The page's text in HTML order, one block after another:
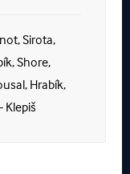
Sirota,
Shore,
Hrabík,
Klepiš